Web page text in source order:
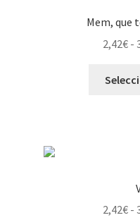
Mem, que
2,42€ -
2,42€ -